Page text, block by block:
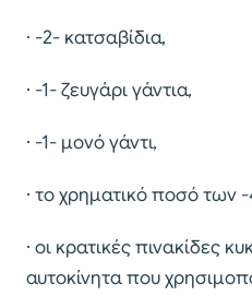
· -2- κατσαβίδια,
· -1- ζευγάρι γάντια,
· -1- μονό γάντι,
· το χρηματικό ποσό των
· οι κρατικές πινακίδες
αυτοκίνητα που